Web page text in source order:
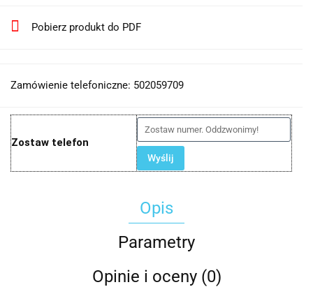
Pobierz produkt do PDF
Zamówienie telefoniczne: 502059709
Zostaw telefon
Wyślij
Opis
Parametry
Opinie i oceny (0)